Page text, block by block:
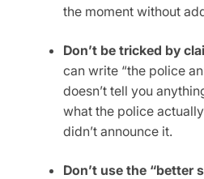
the moment without
Don’t be tricked by
can write “the police
doesn’t tell you
what the police
didn’t announce it.
Don’t use the “better